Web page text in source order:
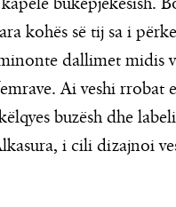
kohës së tij sa i
dallimet midis
Ai veshi rrobat
buzësh dhe
i cili dizajnoi